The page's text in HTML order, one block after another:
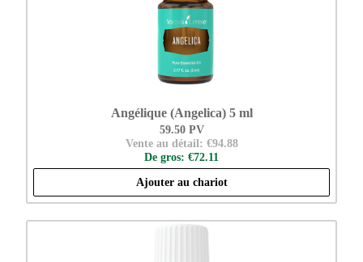
Angélique (Angelica) 5 ml
59.50 PV
Vente au détail: €94.88
De gros: €72.11
Ajouter au chariot